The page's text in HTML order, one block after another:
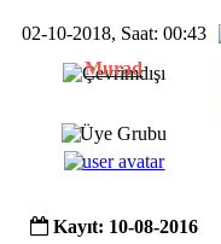
02-10-2018, Saat: 00:43
Murad
Kayıt: 10-08-2016